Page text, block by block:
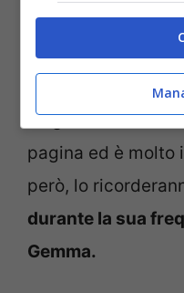
conosciuto il Mio
tutti”, ha scritto a
sono insieme,
elegantissimi.
pagina ed è molto
però, lo
durante la sua
Gemma.